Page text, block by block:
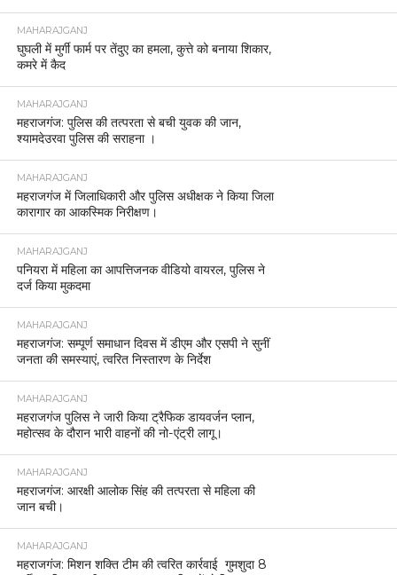
MAHARAJGANJ
घुघली में मुर्गी फार्म पर तेंदुए का हमला, कुत्ते को बनाया शिकार,
कमरे में कैद
MAHARAJGANJ
महराजगंज: पुलिस की तत्परता से बची युवक की जान,
श्यामदेउरवा पुलिस की सराहना ।
MAHARAJGANJ
महराजगंज में जिलाधिकारी और पुलिस अधीक्षक ने किया जिला
कारागार का आकस्मिक निरीक्षण।
MAHARAJGANJ
पनियरा में महिला का आपत्तिजनक वीडियो वायरल, पुलिस ने
दर्ज किया मुकदमा
MAHARAJGANJ
महराजगंज: सम्पूर्ण समाधान दिवस में डीएम और एसपी ने सुनीं
जनता की समस्याएं, त्वरित निस्तारण के निर्देश
MAHARAJGANJ
महराजगंज पुलिस ने जारी किया ट्रैफिक डायवर्जन प्लान,
महोत्सव के दौरान भारी वाहनों की नो-एंट्री लागू।
MAHARAJGANJ
महराजगंज: आरक्षी आलोक सिंह की तत्परता से महिला की
जान बची।
MAHARAJGANJ
महराजगंज: मिशन शक्ति टीम की त्वरित कार्रवाई गुमशुदा 8